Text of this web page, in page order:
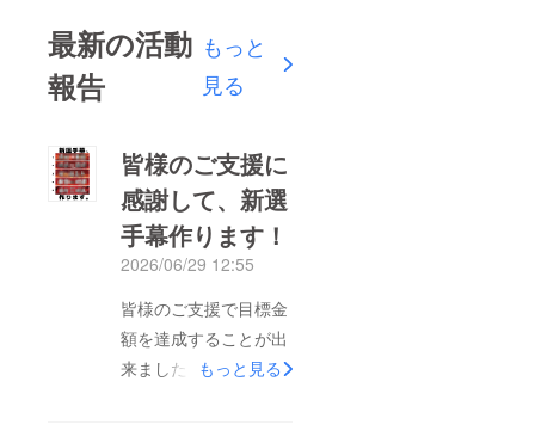
最新の活動
報告
もっと
見る
皆様のご支援に
感謝して、新選
手幕作ります！
2026/06/29 12:55
皆様のご支援で目標金
額を達成することが出
来ました！そのご支援
もっと見る